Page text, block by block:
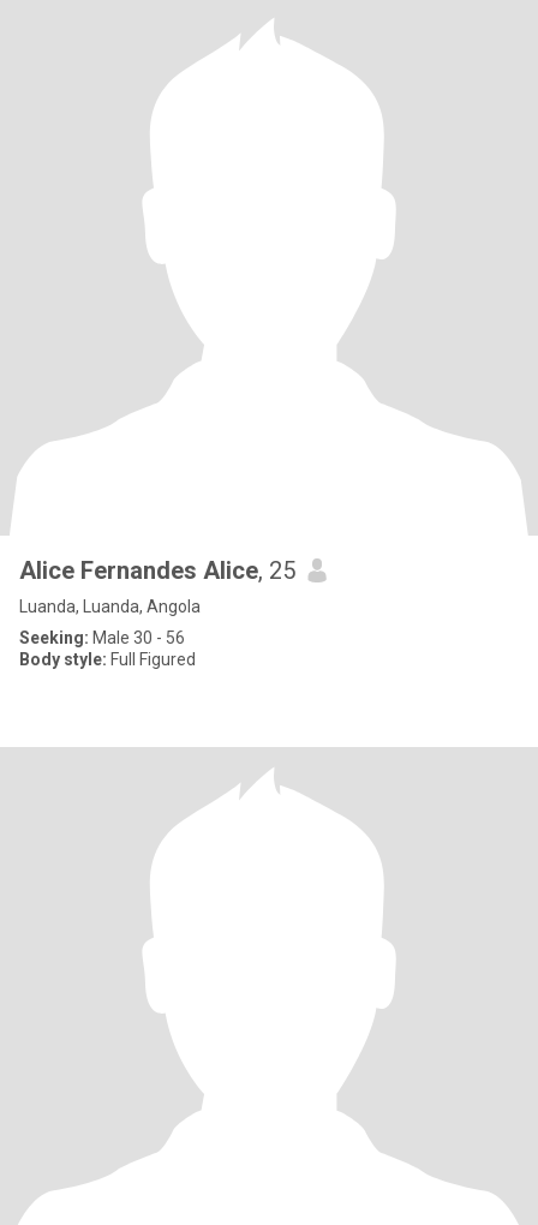
Alice Fernandes Alice, 25
Luanda, Luanda, Angola
Seeking: Male 30 - 56
Body style: Full Figured